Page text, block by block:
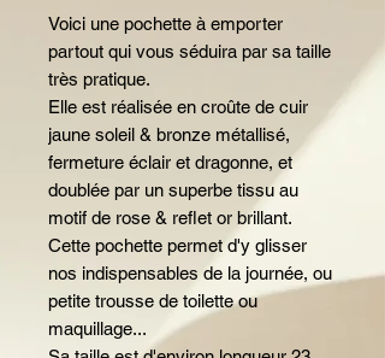
Voici une pochette à emporter
partout qui vous séduira par sa taille
très pratique.
Elle est réalisée en croûte de cuir
jaune soleil & bronze métallisé,
fermeture éclair et dragonne, et
doublée par un superbe tissu au
motif de rose & reflet or brillant.
Cette pochette permet d'y glisser
nos indispensables de la journée, ou
petite trousse de toilette ou
maquillage...